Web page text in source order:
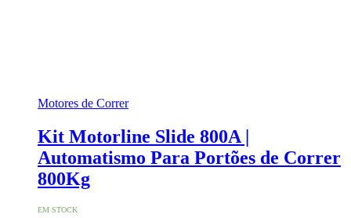
Motores de Correr
Kit Motorline Slide 800A |
Automatismo Para Portões de Correr
800Kg
EM STOCK